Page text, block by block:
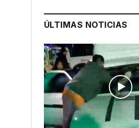
ÚLTIMAS NOTICIAS